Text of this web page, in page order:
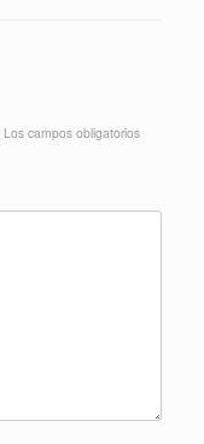
Los campos obligatorios